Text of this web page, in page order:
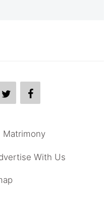
Matrimony
With Us